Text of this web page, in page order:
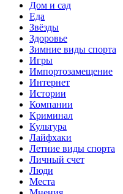
Дом и сад
Еда
Звёзды
Здоровье
Зимние виды спорта
Игры
Импортозамещение
Интернет
Истории
Компании
Криминал
Культура
Лайфхаки
Летние виды спорта
Личный счет
Люди
Места